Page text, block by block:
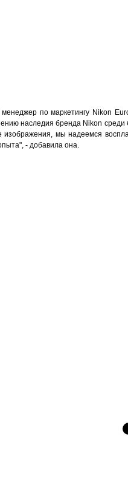
по маркетингу Nikon
наследия бренда Nikon
изображения, мы надеемся
- добавила она.